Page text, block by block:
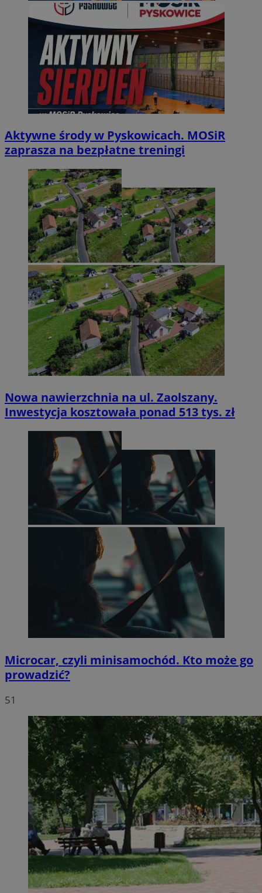
Aktywne środy w Pyskowicach. MOSiR
zaprasza na bezpłatne treningi
Nowa nawierzchnia na ul. Zaolszany.
Inwestycja kosztowała ponad 513 tys. zł
Microcar, czyli minisamochód. Kto może go
prowadzić?
51